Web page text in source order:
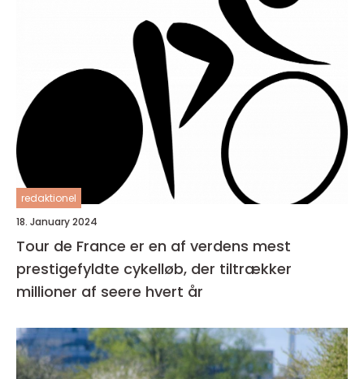
redaktionel
18. January 2024
Tour de France er en af verdens mest
prestigefyldte cykelløb, der tiltrækker
millioner af seere hvert år